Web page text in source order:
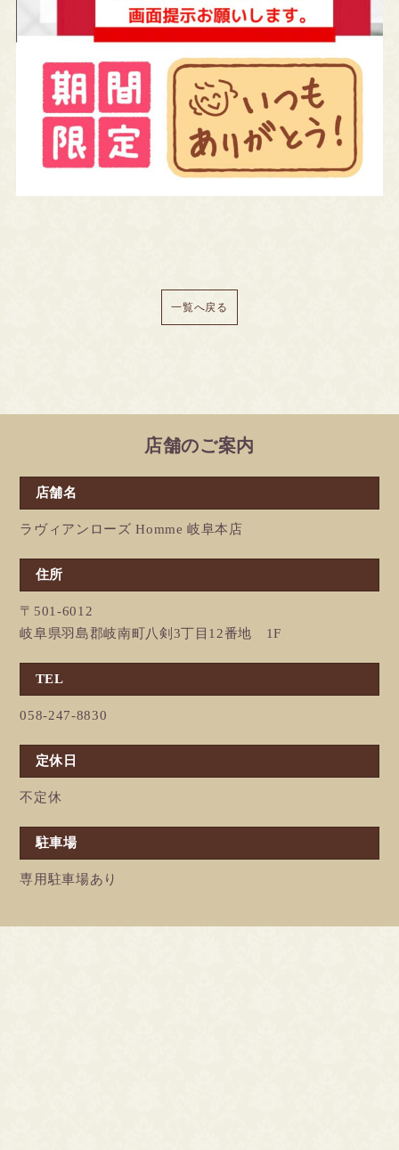
一覧へ戻る
店舗のご案内
店舗名
ラヴィアンローズ Homme 岐阜本店
住所
〒501-6012
岐阜県羽島郡岐南町八剣3丁目12番地 1F
TEL
058-247-8830
定休日
不定休
駐車場
専用駐車場あり